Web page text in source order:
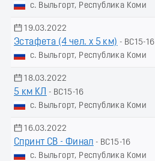
с. Выльгорт, Республика Коми
19.03.2022
Эстафета (4 чел. х 5 км) - ВС15-16
с. Выльгорт, Республика Коми
18.03.2022
5 км КЛ
- ВС15-16
с. Выльгорт, Республика Коми
16.03.2022
Спринт СВ - Финал - ВС15-16
с. Выльгорт, Республика Коми